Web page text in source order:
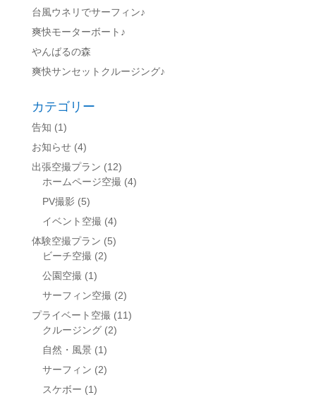
台風ウネリでサーフィン♪
爽快モーターボート♪
やんばるの森
爽快サンセットクルージング♪
カテゴリー
告知 (1)
お知らせ(4)
出張空撮プラン (12)
ホームページ空撮 (4)
PV撮影(5)
イベント空撮 (4)
体験空撮プラン (5)
ビーチ空撮 (2)
公園空撮 (1)
サーフィン空撮 (2)
プライベート空撮 (11)
クルージング(2)
自然・風景(1)
サーフィン (2)
スケボー (1)